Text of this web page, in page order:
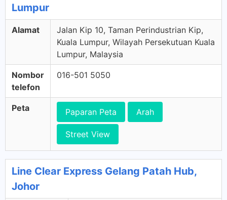
Lumpur
Alamat
Jalan Kip 10, Taman Perindustrian Kip,
Kuala Lumpur, Wilayah Persekutuan Kuala
Lumpur, Malaysia
Nombor
telefon
016-501 5050
Peta Paparan Peta Arah
Street View
Line Clear Express Gelang Patah Hub,
Johor